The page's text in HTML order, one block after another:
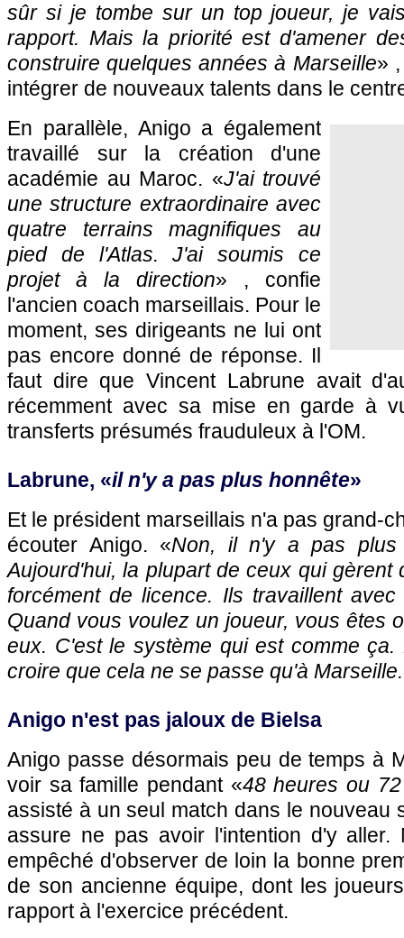
sûr si je tombe sur un top joueur, je
rapport. Mais la priorité est d'amener
construire quelques années à Marseille»
intégrer de nouveaux talents dans le
En parallèle, Anigo a également
travaillé sur la création d'une
académie au Maroc. «J'ai trouvé
une structure extraordinaire avec
quatre terrains magnifiques au
pied de l'Atlas. J'ai soumis ce
projet à la direction» , confie
l'ancien coach marseillais. Pour le
moment, ses dirigeants ne lui ont
pas encore donné de réponse. Il
faut dire que Vincent Labrune avait
récemment avec sa mise en garde à
transferts présumés frauduleux à l'OM.
Labrune, «il n'y a pas plus honnête»
Et le président marseillais n'a pas grand-
écouter Anigo. «Non, il n'y a pas plus
Aujourd'hui, la plupart de ceux qui gèrent
forcément de licence. Ils travaillent
Quand vous voulez un joueur, vous êtes
eux. C'est le système qui est comme
croire que cela ne se passe qu'à Marseille.
Anigo n'est pas jaloux de Bielsa
Anigo passe désormais peu de temps à
voir sa famille pendant «48 heures ou
assisté à un seul match dans le nouveau
assure ne pas avoir l'intention d'y
empêché d'observer de loin la bonne
de son ancienne équipe, dont les
rapport à l'exercice précédent.